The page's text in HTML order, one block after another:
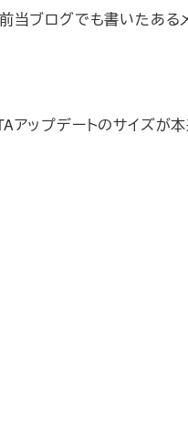
当ブログでも書いたある
アップデートのサイズが